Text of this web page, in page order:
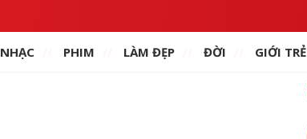
NHẠC PHIM LÀM ĐẸP ĐỜI GIỚI TRẺ